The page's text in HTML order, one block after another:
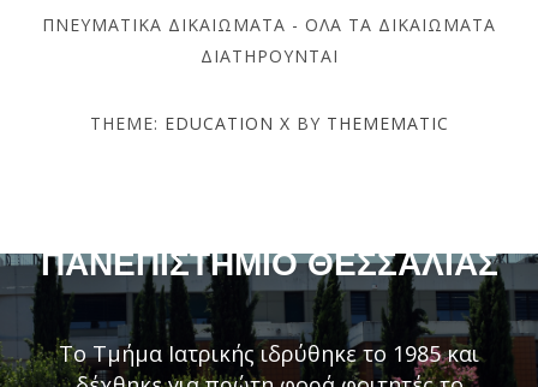
ΠΝΕΥΜΑΤΙΚΆ ΔΙΚΑΙΏΜΑΤΑ - ΌΛΑ ΤΑ ΔΙΚΑΙΏΜΑΤΑ
ΔΙΑΤΗΡΟΎΝΤΑΙ
THEME: EDUCATION X BY THEMEMATIC
ΠΑΝΕΠΙΣΤΉΜΙΟ ΘΕΣΣΑΛΊΑΣ
Το Τμήμα Ιατρικής ιδρύθηκε το 1985 και